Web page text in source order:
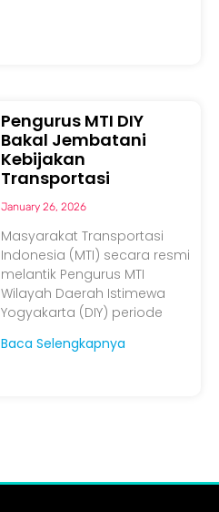
Pengurus MTI DIY
Bakal Jembatani
Kebijakan
Transportasi
January 26, 2026
Masyarakat Transportasi
Indonesia (MTI) secara resmi
melantik Pengurus MTI
Wilayah Daerah Istimewa
Yogyakarta (DIY) periode
Baca Selengkapnya